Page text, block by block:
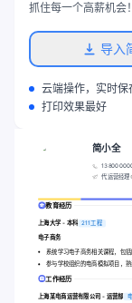
抓住每一个高薪机会！
导入
云端操作，实时保
打印效果最好
简小全
代运营经理
教育经历
上海大学 - 本科 211工程
电子商务
系统学习电子商务相关课程，包
参与学校组织的电商模拟项目，熟
工作经历
上海某电商运营有限公司 - 运营部